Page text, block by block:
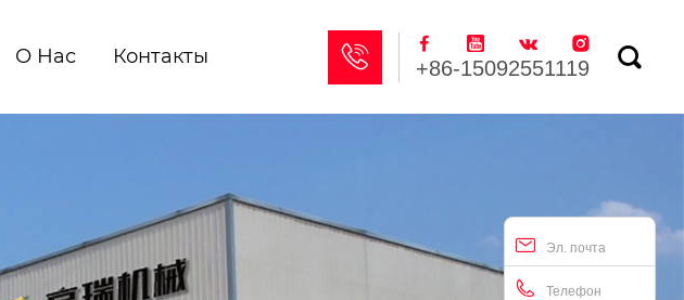
О Нас Контакты     
+86-15092551119 
Эл. почта
Телефон